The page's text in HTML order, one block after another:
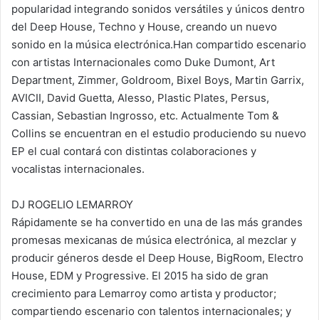
popularidad integrando sonidos versátiles y únicos dentro
del Deep House, Techno y House, creando un nuevo
sonido en la música electrónica.Han compartido escenario
con artistas Internacionales como Duke Dumont, Art
Department, Zimmer, Goldroom, Bixel Boys, Martin Garrix,
AVICII, David Guetta, Alesso, Plastic Plates, Persus,
Cassian, Sebastian Ingrosso, etc. Actualmente Tom &
Collins se encuentran en el estudio produciendo su nuevo
EP el cual contará con distintas colaboraciones y
vocalistas internacionales.
DJ ROGELIO LEMARROY
Rápidamente se ha convertido en una de las más grandes
promesas mexicanas de música electrónica, al mezclar y
producir géneros desde el Deep House, BigRoom, Electro
House, EDM y Progressive. El 2015 ha sido de gran
crecimiento para Lemarroy como artista y productor;
compartiendo escenario con talentos internacionales; y